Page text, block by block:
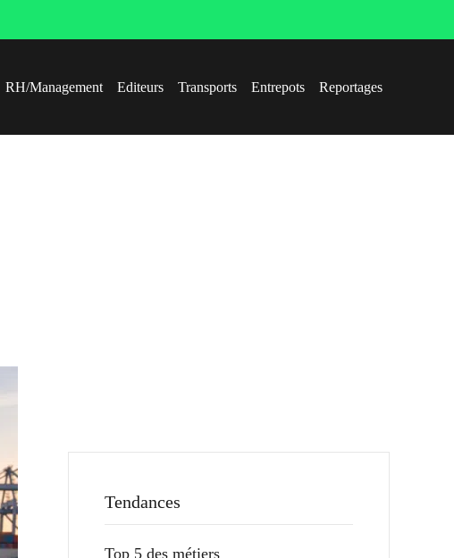
RH/Management Editeurs Transports Entrepots Reportages
Tendances
Top 5 des métiers